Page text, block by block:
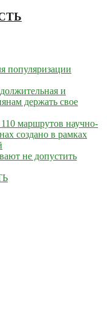
популяризации
и
держать свое
маршрутов научно-
создано в рамках
не допустить